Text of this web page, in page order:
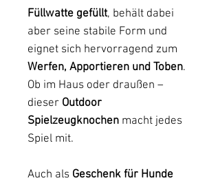
Füllwatte gefüllt, behält dabei
aber seine stabile Form und
eignet sich hervorragend zum
Werfen, Apportieren und Toben.
Ob im Haus oder draußen –
dieser Outdoor
Spielzeugknochen macht jedes
Spiel mit.
Auch als Geschenk für Hunde